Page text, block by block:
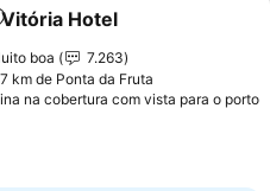
aos favoritos
Hotel
boa
7.263
km de Ponta da Fruta
na cobertura com vista para o porto